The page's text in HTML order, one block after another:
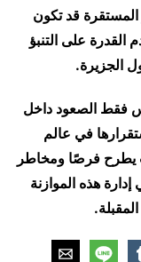
قد تكون
القدرة على التنبؤ
الجزيرة.
فقط الصعود داخل
في عالم
يطرح فرصًا ومخاطر
هذه الموازنة